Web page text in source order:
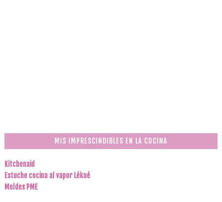
MIS IMPRESCINDIBLES EN LA COCINA
Kitchenaid
Estuche cocina al vapor Lékué
Moldes PME